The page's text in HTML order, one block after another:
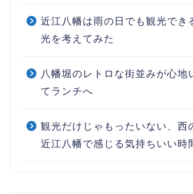
近江八幡は雨の日でも観光でき
光を考えてみた
八幡堀のレトロな街並みが心地
てランチへ
観光だけじゃもったいない、西
近江八幡で感じる気持ちいい時